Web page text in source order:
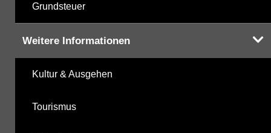
Grundsteuer
Weitere Informationen
Kultur & Ausgehen
Tourismus